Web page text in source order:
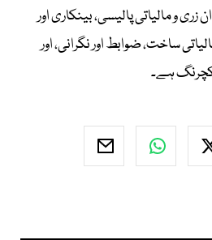
و مالیاتی پالیسی، بینکاری اور
ساخت، ضوابط اور نگرانی، اور
ہے۔